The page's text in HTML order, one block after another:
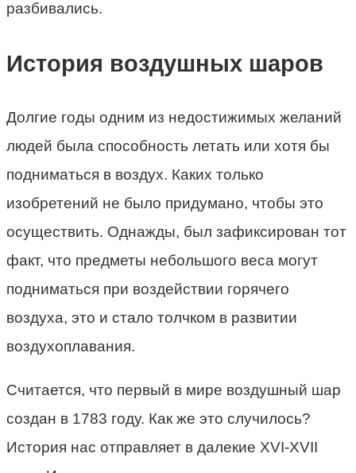
разбивались.
История воздушных шаров
Долгие годы одним из недостижимых желаний
людей была способность летать или хотя бы
подниматься в воздух. Каких только
изобретений не было придумано, чтобы это
осуществить. Однажды, был зафиксирован тот
факт, что предметы небольшого веса могут
подниматься при воздействии горячего
воздуха, это и стало толчком в развитии
воздухоплавания.
Считается, что первый в мире воздушный шар
создан в 1783 году. Как же это случилось?
История нас отправляет в далекие XVI-XVII